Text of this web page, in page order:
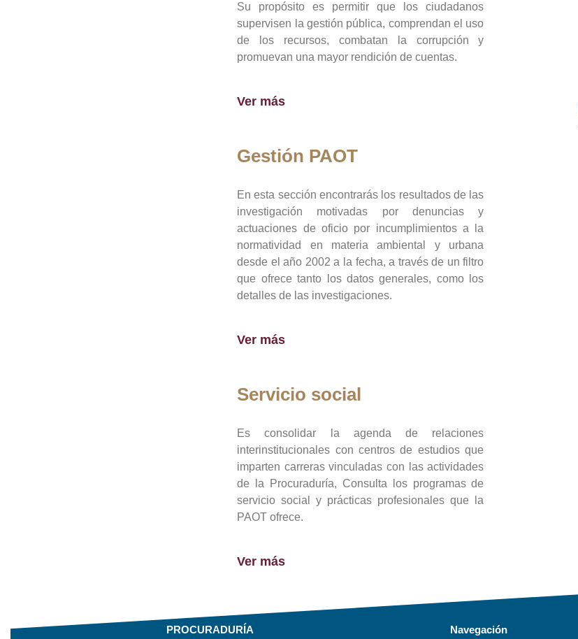
Su propósito es permitir que los ciudadanos
supervisen la gestión pública, comprendan el uso
de los recursos, combatan la corrupción y
promuevan una mayor rendición de cuentas.
Ver más
Gestión PAOT
En esta sección encontrarás los resultados de las
investigación motivadas por denuncias y
actuaciones de oficio por incumplimientos a la
normatividad en materia ambiental y urbana
desde el año 2002 a la fecha, a través de un filtro
que ofrece tanto los datos generales, como los
detalles de las investigaciones.
Ver más
Servicio social
Es consolidar la agenda de relaciones
interinstitucionales con centros de estudios que
imparten carreras vinculadas con las actividades
de la Procuraduría, Consulta los programas de
servicio social y prácticas profesionales que la
PAOT ofrece.
Ver más
PROCURADURÍA Navegación